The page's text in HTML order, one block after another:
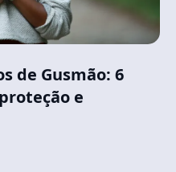
de Gusmão: 6
e